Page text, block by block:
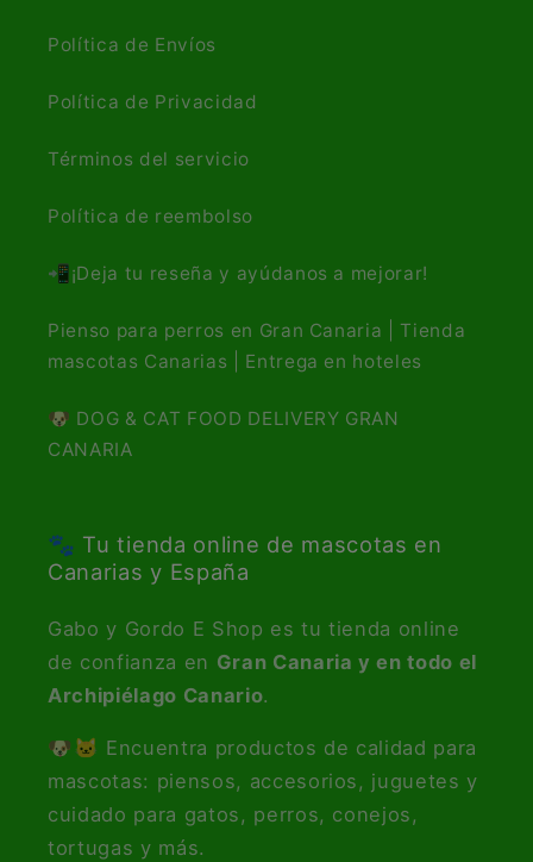
Política de Envíos
Política de Privacidad
Términos del servicio
Política de reembolso
📲¡Deja tu reseña y ayúdanos a mejorar!
Pienso para perros en Gran Canaria | Tienda
mascotas Canarias | Entrega en hoteles
🐶 DOG & CAT FOOD DELIVERY GRAN
CANARIA
🐾 Tu tienda online de mascotas en
Canarias y España
Gabo y Gordo E Shop es tu tienda online
de confianza en Gran Canaria y en todo el
Archipiélago Canario.
🐶🐱 Encuentra productos de calidad para
mascotas: piensos, accesorios, juguetes y
cuidado para gatos, perros, conejos,
tortugas y más.